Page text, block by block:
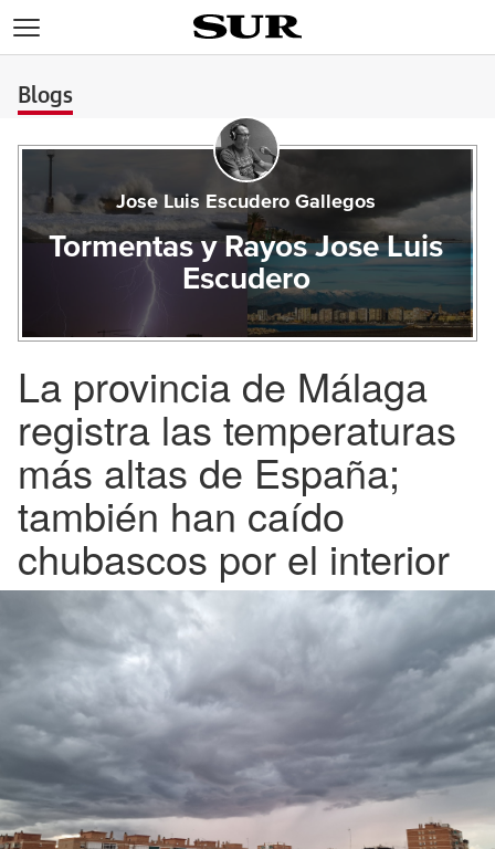
Blogs
Jose Luis Escudero Gallegos
Tormentas y Rayos Jose Luis
Escudero
La provincia de Málaga
registra las temperaturas
más altas de España;
también han caído
chubascos por el interior